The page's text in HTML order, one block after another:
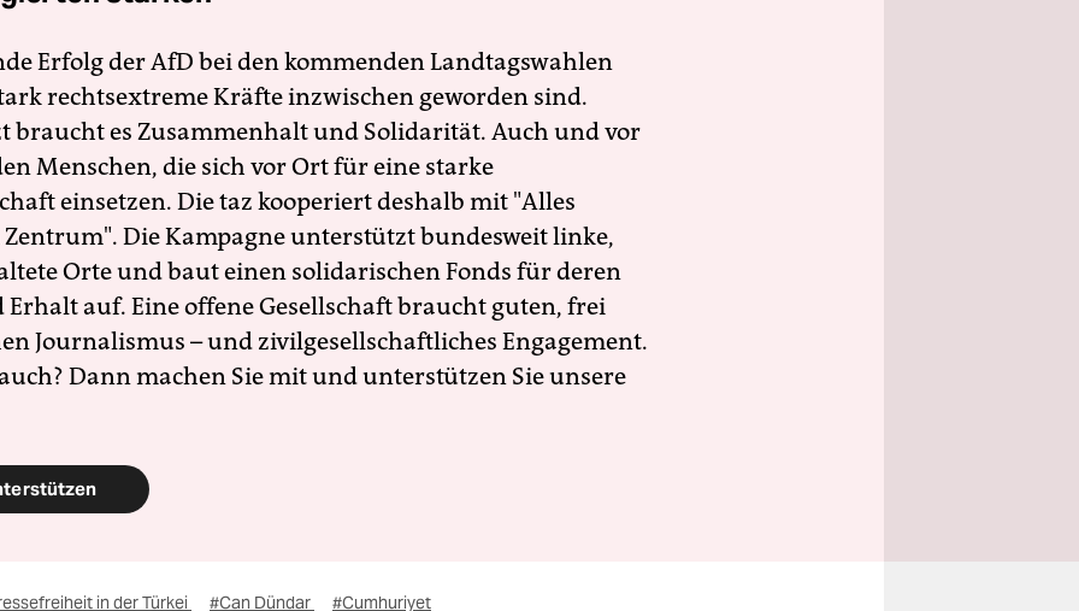
Erfolg der AfD bei den kommenden Landtagswahlen
rechtsextreme Kräfte inzwischen geworden sind.
braucht es Zusammenhalt und Solidarität. Auch und vor
Menschen, die sich vor Ort für eine starke
einsetzen. Die taz kooperiert deshalb mit "Alles
Die Kampagne unterstützt bundesweit linke,
Orte und baut einen solidarischen Fonds für deren
Erhalt auf. Eine offene Gesellschaft braucht guten, frei
Journalismus – und zivilgesellschaftliches Engagement.
Dann machen Sie mit und unterstützen Sie unsere
in der Türkei #Can Dündar #Cumhuriyet